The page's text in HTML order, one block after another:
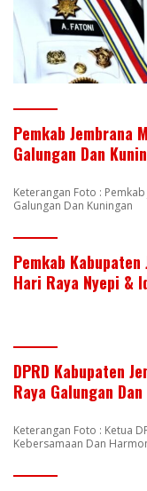
Pemkab Jembrana
Galungan Dan
Keterangan Foto :
Galungan Dan Kuningan
Pemkab
Hari Raya Nyepi &
DPRD Kabupaten
Raya Galungan
Keterangan Foto : Ketua
Kebersamaan Dan